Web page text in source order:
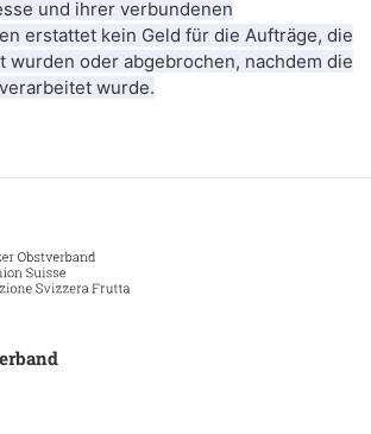
und ihrer verbundenen
erstattet kein Geld für die Aufträge, die
wurden oder abgebrochen, nachdem die
wurde.